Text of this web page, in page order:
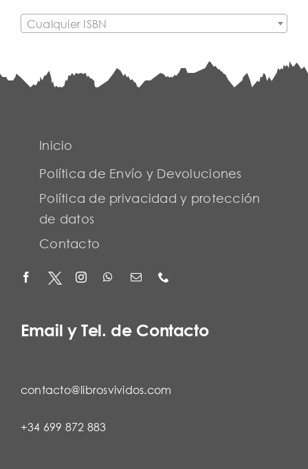
Cualquier ISBN
Inicio
Política de Envío y Devoluciones
Política de privacidad y protección
de datos
Contacto
Email y Tel. de Contacto
contacto@librosvividos.com
+34 699 872 883